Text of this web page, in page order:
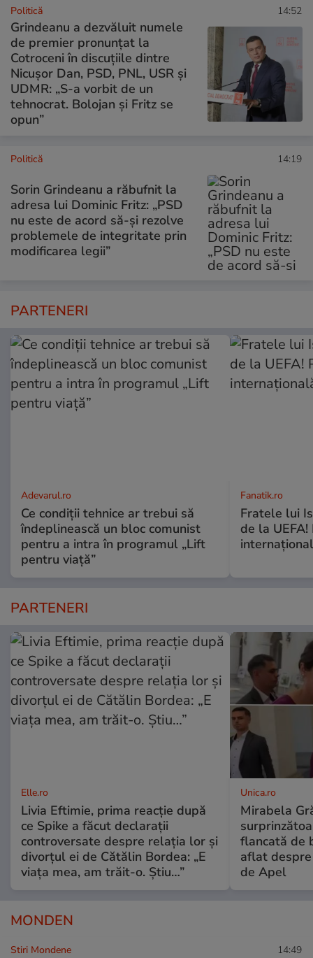
Politică 14:52
Grindeanu a dezvăluit numele
de premier pronunțat la
Cotroceni în discuțiile dintre
Nicușor Dan, PSD, PNL, USR și
UDMR: „S-a vorbit de un
tehnocrat. Bolojan și Fritz se
opun”
Politică 14:19
Sorin Grindeanu a răbufnit la
adresa lui Dominic Fritz: „PSD
nu este de acord să-și rezolve
problemele de integritate prin
modificarea legii”
PARTENERI
Adevarul.ro
Ce condiții tehnice ar trebui să
îndeplinească un bloc comunist
pentru a intra în programul „Lift
pentru viață”
Fanatik.ro
Fratele lui
de la
PARTENERI
Elle.ro
Livia Eftimie, prima reacție după
ce Spike a făcut declarații
controversate despre relația lor și
divorțul ei de Cătălin Bordea: „E
viața mea, am trăit-o. Știu…”
Unica.ro
Mirabela
flancată de
aflat
de Apel
MONDEN
Stiri Mondene 14:49